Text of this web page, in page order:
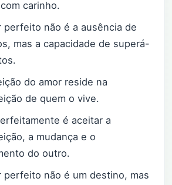
carinho.
perfeito não é a ausência de
mas a capacidade de superá-
do amor reside na
de quem o vive.
é aceitar a
a mudança e o
do outro.
perfeito não é um destino, mas